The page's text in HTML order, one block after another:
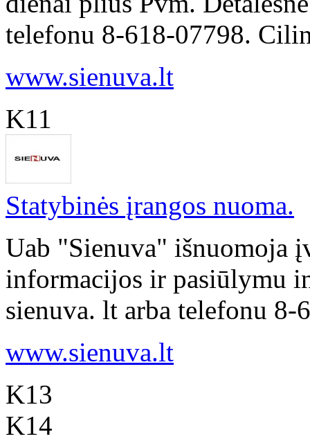
telefonu 8-618-07798.
www.sienuva.lt
K11
Statybinės įrangos nuoma.
Uab "Sienuva" išnuomoja
informacijos ir pasiūlymu
sienuva. lt arba telefonu 8-
www.sienuva.lt
K13
K14